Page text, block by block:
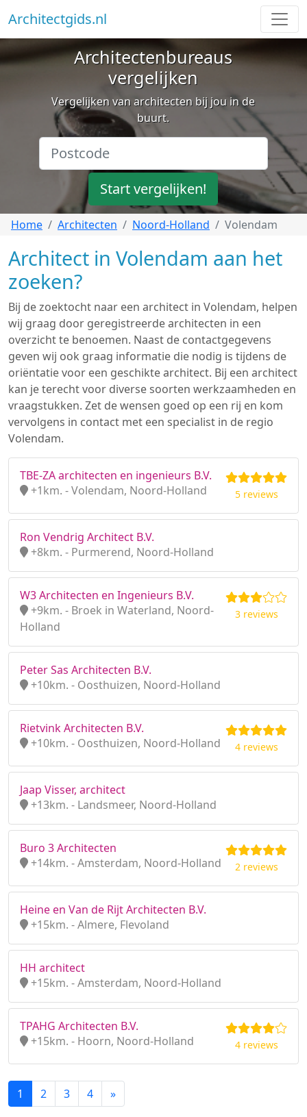
Architectgids.nl
Architectenbureaus
vergelijken
Vergelijken van architecten bij jou in de
buurt.
Start vergelijken!
Home Architecten Noord-Holland Volendam
Architect in Volendam aan het
zoeken?
Bij de zoektocht naar een architect in Volendam, helpen
wij graag door geregistreerde architecten in een
overzicht te benoemen. Naast de contactgegevens
geven wij ook graag informatie die nodig is tijdens de
oriëntatie voor een geschikte architect. Bij een architect
kan je terecht voor diverse soorten werkzaamheden en
vraagstukken. Zet de wensen goed op een rij en kom
vervolgens in contact met een specialist in de regio
Volendam.
TBE-ZA architecten en ingenieurs B.V.
+1km. - Volendam, Noord-Holland
5 reviews
Ron Vendrig Architect B.V.
+8km. - Purmerend, Noord-Holland
W3 Architecten en Ingenieurs B.V.
+9km. - Broek in Waterland, Noord-
Holland
3 reviews
Peter Sas Architecten B.V.
+10km. - Oosthuizen, Noord-Holland
Rietvink Architecten B.V.
+10km. - Oosthuizen, Noord-Holland
4 reviews
Jaap Visser, architect
+13km. - Landsmeer, Noord-Holland
Buro 3 Architecten
+14km. - Amsterdam, Noord-Holland
2 reviews
Heine en Van de Rijt Architecten B.V.
+15km. - Almere, Flevoland
HH architect
+15km. - Amsterdam, Noord-Holland
TPAHG Architecten B.V.
+15km. - Hoorn, Noord-Holland
4 reviews
1 2 3 4 »